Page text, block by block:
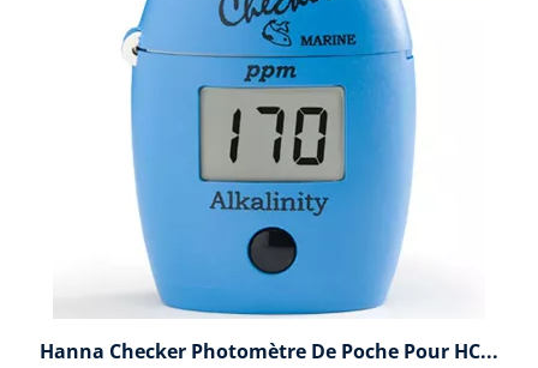
Hanna Checker Photomètre De Poche Pour HC...